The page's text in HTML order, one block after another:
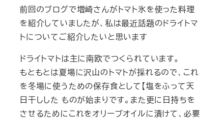
前回のブログで増崎さんがトマト氷を使った料理
を紹介していましたが、私は最近話題のドライトマ
トについてご紹介したいと思います
ドライトマトは主に南欧でつくられています。
もともとは夏場に沢山のトマトが採れるので、これ
を冬場に使うための保存食として【塩をふって天
日干しした ものが始まりです。また更に日持ちを
させるためにこれをオリーブオイルに漬けて、必要